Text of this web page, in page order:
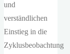
und
verständlichen
Einstieg in die
Zyklusbeobachtung